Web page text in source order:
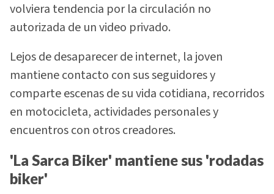
volviera tendencia por la circulación no
autorizada de un video privado.
Lejos de desaparecer de internet, la joven
mantiene contacto con sus seguidores y
comparte escenas de su vida cotidiana, recorridos
en motocicleta, actividades personales y
encuentros con otros creadores.
'La Sarca Biker' mantiene sus 'rodadas
biker'